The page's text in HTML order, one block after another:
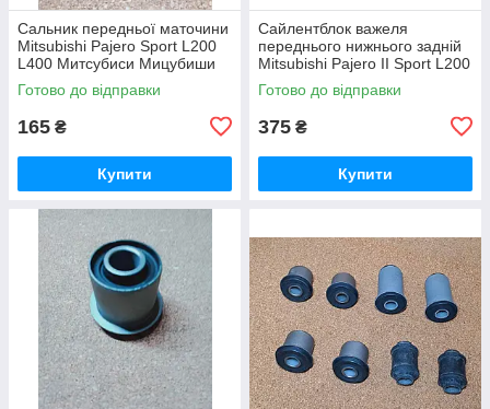
Сальник передньої маточини
Mitsubishi Pajero Sport L200
L400 Митсубиси Мицубиши
Мітсубісі Паджеро Спорт
Л200 Л400
Готово до відправки
165 ₴
Купити
Сайлентблок важеля
переднього нижнього задній
Mitsubishi Pajero ІІ Sport L200
Митсубиси Мицубиши
Мітсубісі Паджеро 2 Спорт
Готово до відправки
375 ₴
Купити